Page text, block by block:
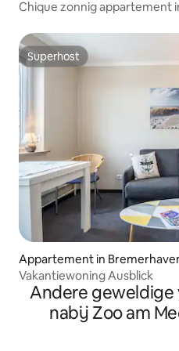
Chique zonnig appartement
Superhost
Superhost
Appartement in
Vakantiewoning Ausblick
Andere
nabij Zoo am